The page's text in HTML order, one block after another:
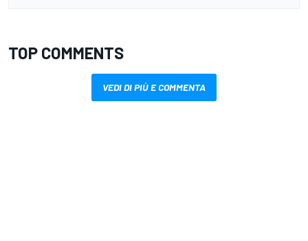
TOP COMMENTS
VEDI DI PIÙ E COMMENTA